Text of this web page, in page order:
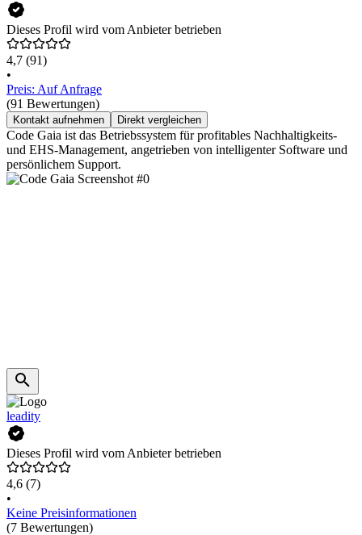
Dieses Profil wird vom Anbieter betrieben
4,7 (91)
•
Preis: Auf Anfrage
(91 Bewertungen)
Kontakt aufnehmen Direkt vergleichen
Code Gaia ist das Betriebssystem für profitables Nachhaltigkeits-
und EHS-Management, angetrieben von intelligenter Software und
persönlichem Support.
leadity
Dieses Profil wird vom Anbieter betrieben
4,6 (7)
•
Keine Preisinformationen
(7 Bewertungen)